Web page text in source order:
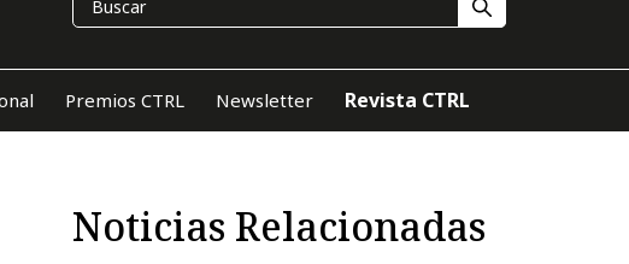
Premios CTRL Newsletter Revista CTRL
Noticias Relacionadas